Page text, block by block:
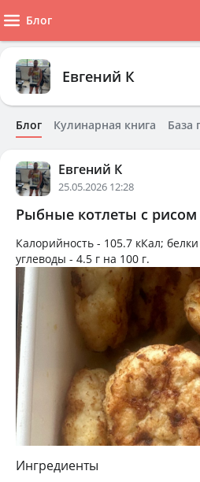
Блог
Евгений К
Блог Кулинарная книга База
Евгений К
25.05.2026 12:28
Рыбные котлеты с рисом
Калорийность - 105.7 кКал;
углеводы - 4.5 г на 100 г.
Ингредиенты